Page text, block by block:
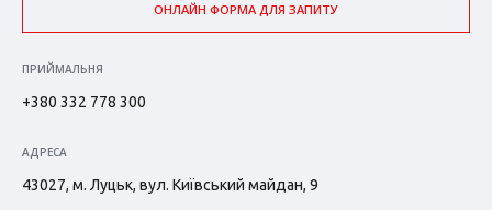
ОНЛАЙН ФОРМА ДЛЯ ЗАПИТУ
ПРИЙМАЛЬНЯ
+380 332 778 300
АДРЕСА
43027, м. Луцьк, вул. Київський майдан, 9